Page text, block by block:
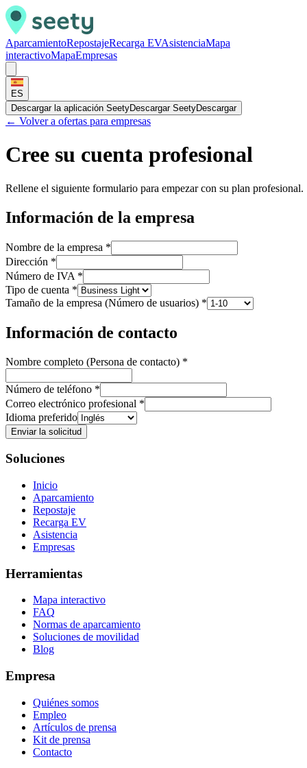
AparcamientoRepostajeRecarga EVAsistenciaMapa
interactivoMapaEmpresas
ES
Descargar la aplicación SeetyDescargar SeetyDescargar
← Volver a ofertas para empresas
Cree su cuenta profesional
Rellene el siguiente formulario para empezar con su plan profesional.
Información de la empresa
Nombre de la empresa *
Dirección *
Número de IVA *
Tipo de cuenta *
Tamaño de la empresa (Número de usuarios) *
Información de contacto
Nombre completo (Persona de contacto) *
Número de teléfono *
Correo electrónico profesional *
Idioma preferido
Enviar la solicitud
Soluciones
Inicio
Aparcamiento
Repostaje
Recarga EV
Asistencia
Empresas
Herramientas
Mapa interactivo
FAQ
Normas de aparcamiento
Soluciones de movilidad
Blog
Empresa
Quiénes somos
Empleo
Artículos de prensa
Kit de prensa
Contacto